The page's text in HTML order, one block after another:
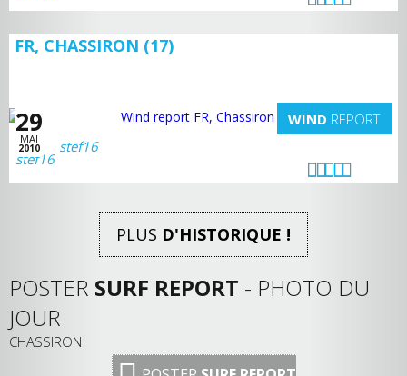
FR, CHASSIRON (17)
29
MAI
2010
WIND REPORT
stef16
PLUS D'HISTORIQUE !
POSTER SURF REPORT - PHOTO DU
JOUR
CHASSIRON